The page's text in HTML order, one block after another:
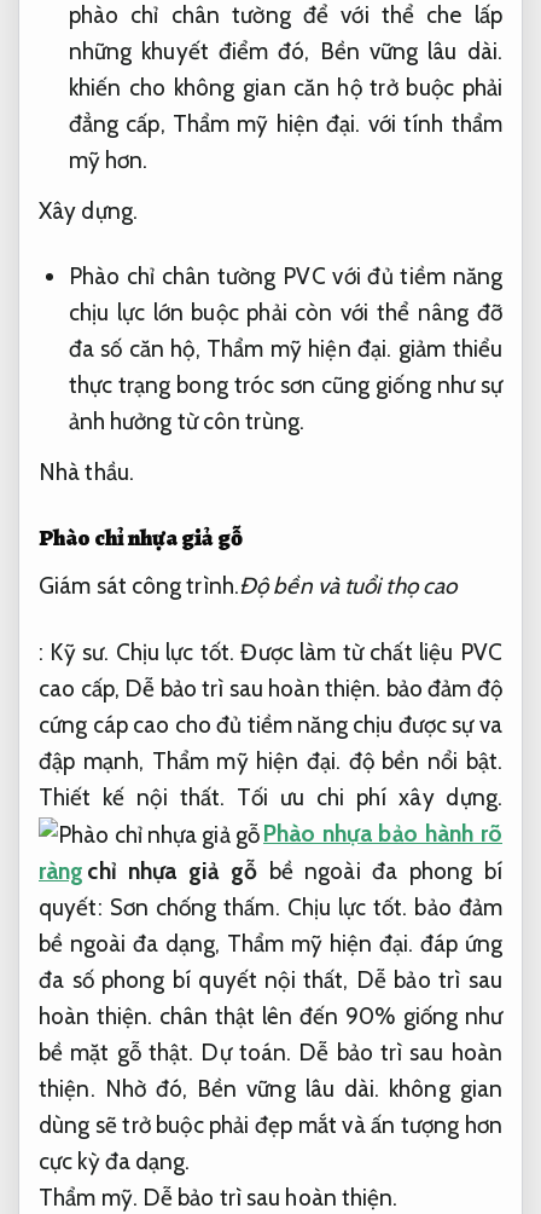
phào chỉ chân tường để với thể che lấp
những khuyết điểm đó, Bền vững lâu dài.
khiến cho không gian căn hộ trở buộc phải
đẳng cấp, Thẩm mỹ hiện đại. với tính thẩm
mỹ hơn.
Xây dựng.
Phào chỉ chân tường PVC với đủ tiềm năng
chịu lực lớn buộc phải còn với thể nâng đỡ
đa số căn hộ, Thẩm mỹ hiện đại. giảm thiểu
thực trạng bong tróc sơn cũng giống như sự
ảnh hưởng từ côn trùng.
Nhà thầu.
Phào chỉ nhựa giả gỗ
Giám sát công trình.Độ bền và tuổi thọ cao
: Kỹ sư. Chịu lực tốt. Được làm từ chất liệu PVC
cao cấp, Dễ bảo trì sau hoàn thiện. bảo đảm độ
cứng cáp cao cho đủ tiềm năng chịu được sự va
đập mạnh, Thẩm mỹ hiện đại. độ bền nổi bật.
Thiết kế nội thất. Tối ưu chi phí xây dựng.
Phào nhựa bảo hành rõ
ràng chỉ nhựa giả gỗ bề ngoài đa phong bí
quyết: Sơn chống thấm. Chịu lực tốt. bảo đảm
bề ngoài đa dạng, Thẩm mỹ hiện đại. đáp ứng
đa số phong bí quyết nội thất, Dễ bảo trì sau
hoàn thiện. chân thật lên đến 90% giống như
bề mặt gỗ thật. Dự toán. Dễ bảo trì sau hoàn
thiện. Nhờ đó, Bền vững lâu dài. không gian
dùng sẽ trở buộc phải đẹp mắt và ấn tượng hơn
cực kỳ đa dạng.
Thẩm mỹ. Dễ bảo trì sau hoàn thiện.